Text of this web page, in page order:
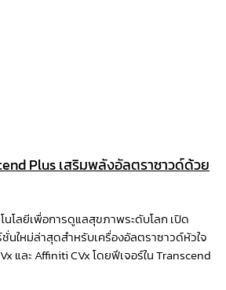
Plus เสริมพลังอัลตราซาวด์ด้วย
โลยีเพื่อการดูแลสุขภาพระดับโลก เปิด
นใหม่ล่าสุดสำหรับเครื่องอัลตราซาวด์หัวใจ
และ Affiniti CVx โดยฟีเจอร์ใน Transcend